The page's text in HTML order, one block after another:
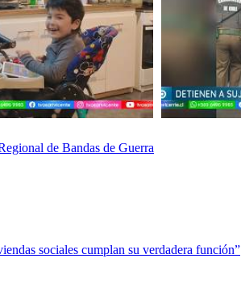
de Bandas de Guerra
sociales cumplan su verdadera función”